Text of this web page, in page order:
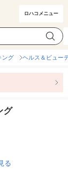
ロハコメニュー
カテゴリ選択
ング ヘルス＆ビュー
グ
る